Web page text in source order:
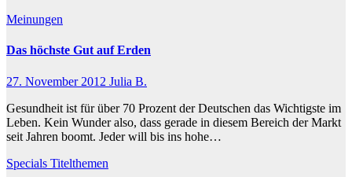
Meinungen
Das höchste Gut auf Erden
27. November 2012 Julia B.
Gesundheit ist für über 70 Prozent der Deutschen das Wichtigste im
Leben. Kein Wunder also, dass gerade in diesem Bereich der Markt
seit Jahren boomt. Jeder will bis ins hohe…
Specials Titelthemen